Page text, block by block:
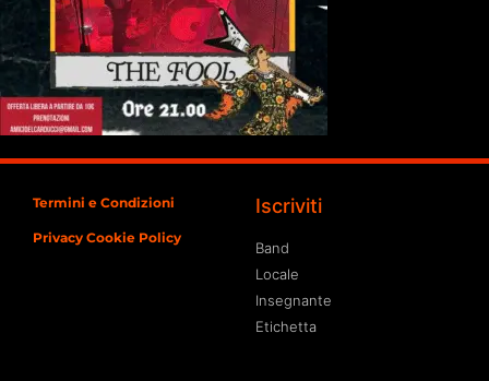
Termini e Condizioni
Privacy Cookie Policy
Iscriviti
Band
Locale
Insegnante
Etichetta